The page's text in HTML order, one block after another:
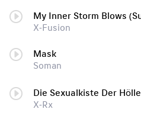
X-Fusion
Mask
Soman
Die Sexualkiste Der Hölle
X-Rx